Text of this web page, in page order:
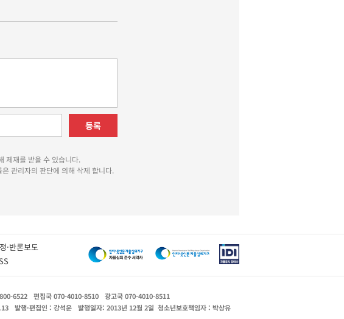
등록
제재를 받을 수 있습니다.
관리자의 판단에 의해 삭제 합니다.
·반론보도
6522 편집국 070-4010-8510
광고국 070-4010-8511
발행·편집인 : 강석운 발행일자: 2013년 12월 2일 청소년보호책임자 : 박상유